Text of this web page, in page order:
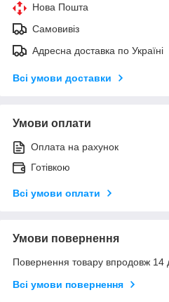
Нова Пошта
Самовивіз
Адресна доставка по Україні
Всі умови доставки
Умови оплати
Оплата на рахунок
Готівкою
Всі умови оплати
Умови повернення
Повернення товару впродовж 14
Всі умови повернення